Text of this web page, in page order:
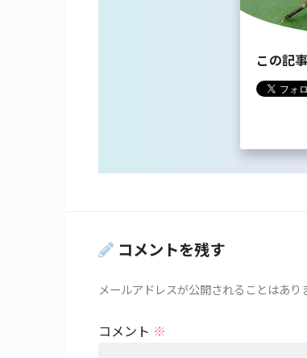
この記
コメントを残す
メールアドレスが公開されることはあり
コメント ※